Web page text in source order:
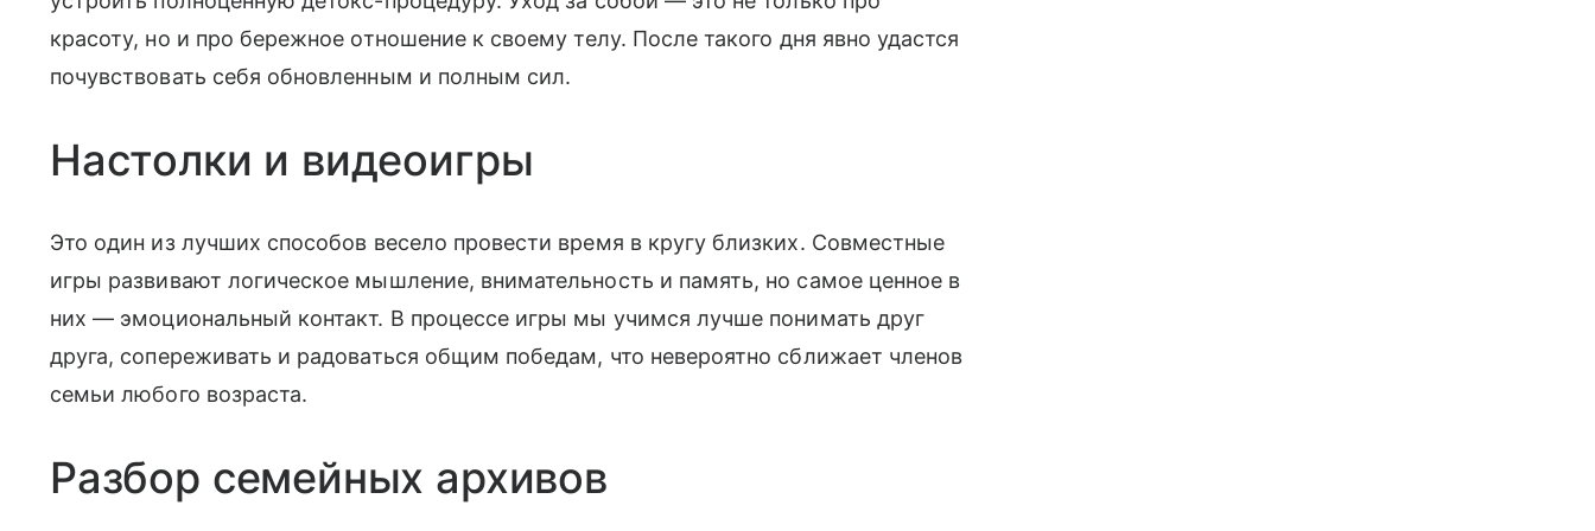
красоту, но и про бережное отношение к своему телу. После такого дня явно удастся
почувствовать себя обновленным и полным сил.
Настолки и видеоигры
Это один из лучших способов весело провести время в кругу близких. Совместные
игры развивают логическое мышление, внимательность и память, но самое ценное в
них — эмоциональный контакт. В процессе игры мы учимся лучше понимать друг
друга, сопереживать и радоваться общим победам, что невероятно сближает членов
семьи любого возраста.
Разбор семейных архивов